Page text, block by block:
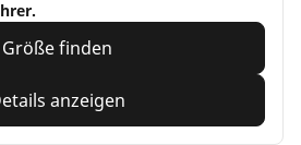
Größe finden
anzeigen